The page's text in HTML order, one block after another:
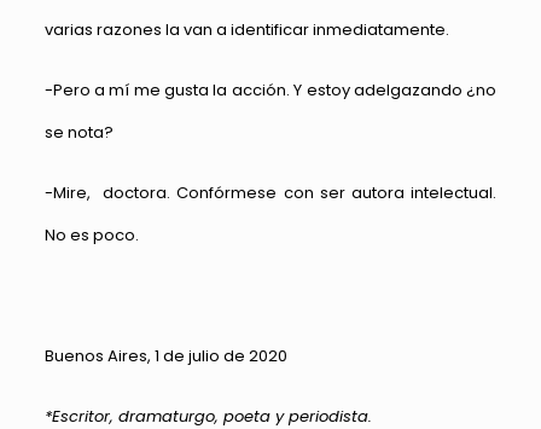
varias razones la van a identificar inmediatamente.
-Pero a mí me gusta la acción. Y estoy adelgazando ¿no
se nota?
-Mire, doctora. Confórmese con ser autora intelectual.
No es poco.
Buenos Aires, 1 de julio de 2020
*Escritor, dramaturgo, poeta y periodista.